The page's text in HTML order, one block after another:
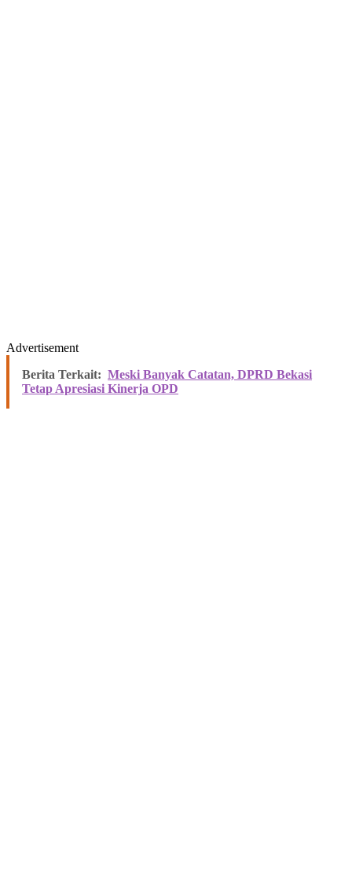
Advertisement
Berita Terkait: Meski Banyak Catatan, DPRD Bekasi
Tetap Apresiasi Kinerja OPD